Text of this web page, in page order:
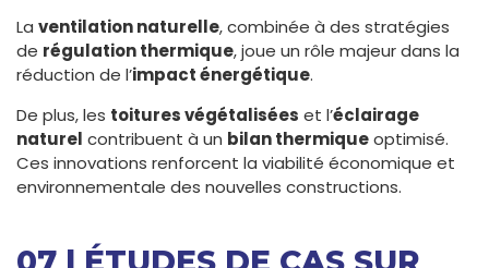
La ventilation naturelle, combinée à des stratégies
de régulation thermique, joue un rôle majeur dans la
réduction de l’impact énergétique.
De plus, les toitures végétalisées et l’éclairage
naturel contribuent à un bilan thermiqueoptimisé.
Ces innovations renforcent la viabilité économique et
environnementale des nouvelles constructions.